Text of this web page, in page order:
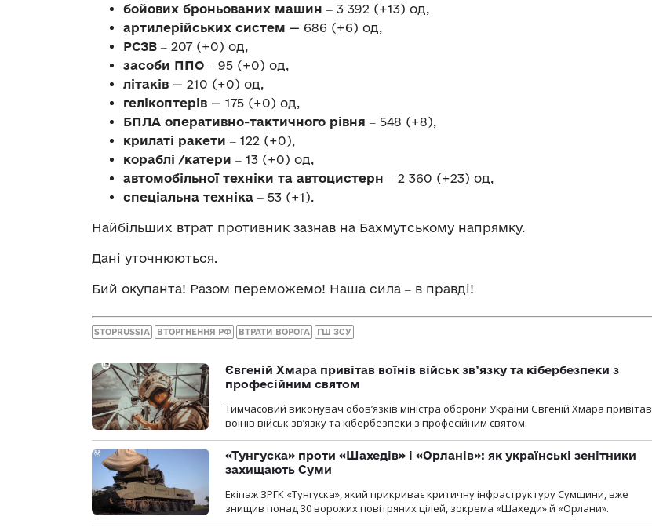
бойових броньованих машин ‒ 3 392 (+13) од,
артилерійських систем — 686 (+6) од,
РСЗВ ‒ 207 (+0) од,
засоби ППО ‒ 95 (+0) од,
літаків — 210 (+0) од,
гелікоптерів — 175 (+0) од,
БПЛА оперативно-тактичного рівня ‒ 548 (+8),
крилаті ракети ‒ 122 (+0),
кораблі /катери ‒ 13 (+0) од,
автомобільної техніки та автоцистерн ‒ 2 360 (+23) од,
спеціальна техніка ‒ 53 (+1).
Найбільших втрат противник зазнав на Бахмутському напрямку.
Дані уточнюються.
Бий окупанта! Разом переможемо! Наша сила ‒ в правді!
STOPRUSSIA ВТОРГНЕННЯ РФ ВТРАТИ ВОРОГА ГШ ЗСУ
Євгеній Хмара привітав воїнів військ зв’язку та кібербезпеки з
професійним святом
Тимчасовий виконувач обов’язків міністра оборони України Євгеній Хмара привітав
воїнів військ зв’язку та кібербезпеки з професійним святом.
«Тунгуска» проти «Шахедів» і «Орланів»: як українські зенітники
захищають Суми
Екіпаж ЗРГК «Тунгуска», який прикриває критичну інфраструктуру Сумщини, вже
знищив понад 30 ворожих повітряних цілей, зокрема «Шахеди» й «Орлани».